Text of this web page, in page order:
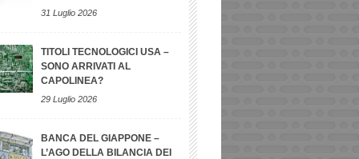
31 Luglio 2026
TITOLI TECNOLOGICI USA –
SONO ARRIVATI AL
CAPOLINEA?
29 Luglio 2026
BANCA DEL GIAPPONE –
L’AGO DELLA BILANCIA DEI